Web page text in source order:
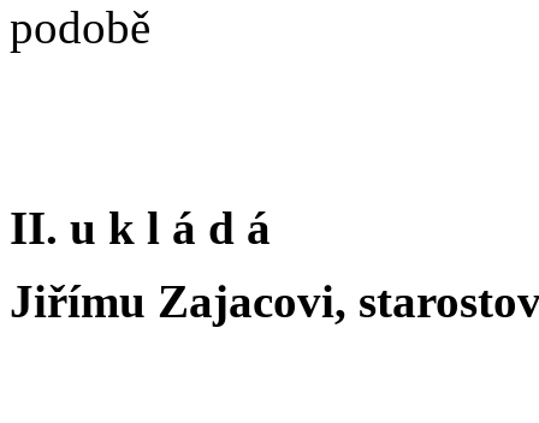
podobě
II. u k l á d á
Jiřímu Zajacovi,